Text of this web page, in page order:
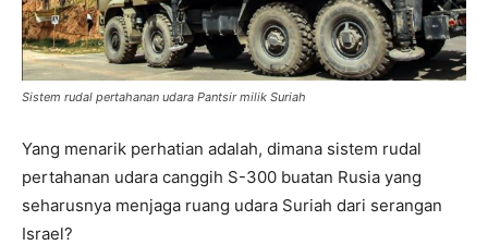
Sistem rudal pertahanan udara Pantsir milik Suriah
Yang menarik perhatian adalah, dimana sistem rudal
pertahanan udara canggih S-300 buatan Rusia yang
seharusnya menjaga ruang udara Suriah dari serangan
Israel?